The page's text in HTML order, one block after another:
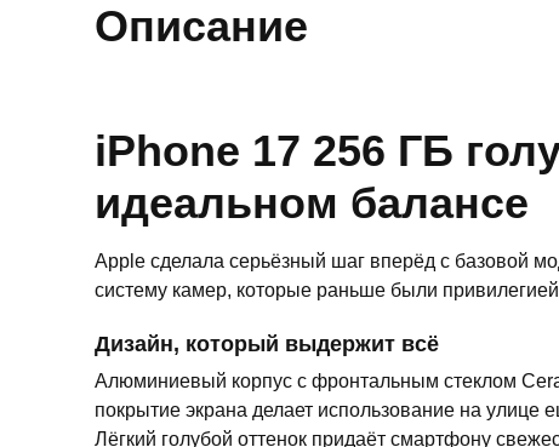
Описание
iPhone 17 256 ГБ
идеальном балансе
Apple сделала серьёзный шаг вперёд с базовой
систему камер, которые раньше были
Дизайн, который выдержит всё
Алюминиевый корпус с фронтальным стеклом
покрытие экрана делает использование на
Лёгкий голубой оттенок придаёт смартфону